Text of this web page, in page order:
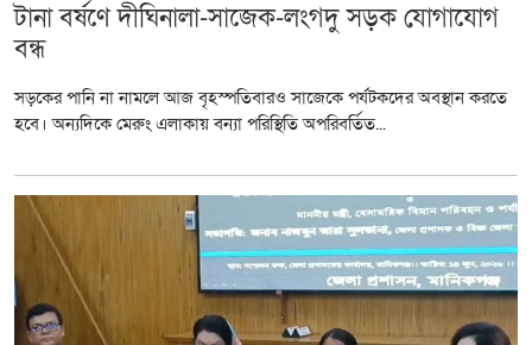
টানা বর্ষণে দীঘিনালা-সাজেক-লংগদু সড়ক যোগাযোগ
বন্ধ
সড়কের পানি না নামলে আজ বৃহস্পতিবারও সাজেকে পর্যটকদের অবস্থান করতে
হবে। অন্যদিকে মেরুং এলাকায় বন্যা পরিস্থিতি অপরিবর্তিত...